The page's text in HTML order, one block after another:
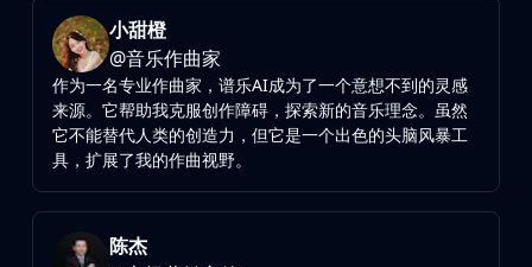
小甜橙
@音乐作曲家
作为一名专业作曲家，谱乐AI成为了一个意想不到的灵感
来源。它帮助我克服创作障碍，探索新的音乐理念。虽然
它不能替代人类的创造力，但它是一个出色的头脑风暴工
具，扩展了我的作曲视野。
陈杰